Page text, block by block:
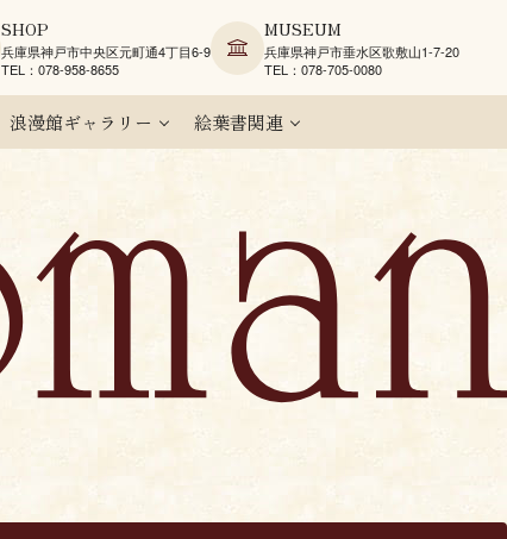
SHOP
兵庫県神戸市中央区元町通4丁目6-9
TEL：078-958-8655
MUSEUM
兵庫県神戸市垂水区歌敷山1-7-20
TEL：078-705-0080
浪漫館ギャラリー 絵葉書関連